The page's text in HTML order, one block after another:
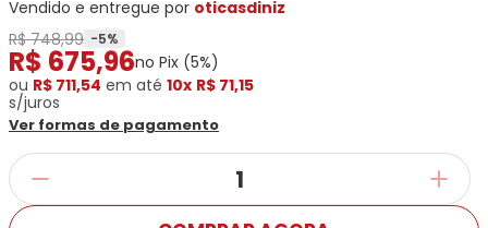
Lacoste
Ray-
Ban
Todas
as
Marcas
Marcas
Exclusivas
Dii
Tecnol
Miu-
Miu
Polaroid
Vogue
Todas
as
Marcas
Marcas
Speedo
Atittude
Bulget
Todas
as
Marcas
Marcas
Exclusivas
Dii
Feminino
Infantil
Unissex
Marcas
Exclusivas
Dii
Collection
DNZ
Hit
Vendido e entregue por oticasdiniz
R$ 748,99 -5%
R$ 675,96no Pix (5%)
ou R$ 711,54 em até 10x R$ 71,15
s/juros
Ver formas de pagamento